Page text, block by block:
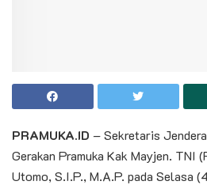
PRAMUKA.ID – Sekretaris
Gerakan Pramuka Kak Mayjen. TNI
Utomo, S.I.P., M.A.P. pada